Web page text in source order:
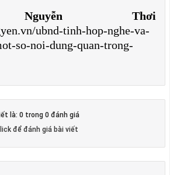
Nguyễn Thơi
ubnd-tinh-hop-nghe-va-
so-noi-dung-quan-trong-
là: 0 trong 0 đánh giá
để đánh giá bài viết